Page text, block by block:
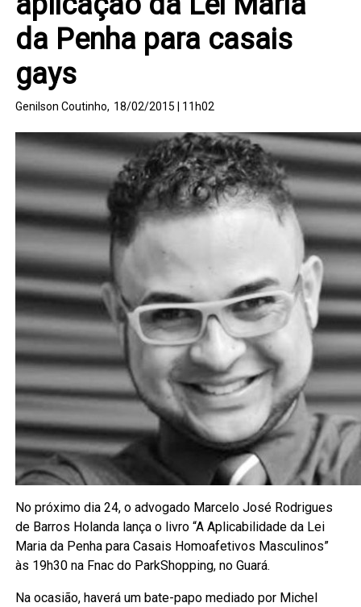
da Penha para casais
gays
Genilson Coutinho, 18/02/2015 | 11h02
No próximo dia 24, o advogado Marcelo José Rodrigues
de Barros Holanda lança o livro “A Aplicabilidade da Lei
Maria da Penha para Casais Homoafetivos Masculinos”
às 19h30 na Fnac do ParkShopping, no Guará.
Na ocasião, haverá um bate-papo mediado por Michel